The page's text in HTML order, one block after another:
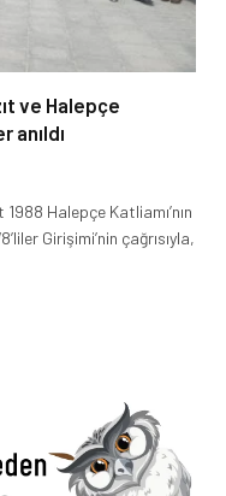
ve Halepçe
anıldı
Halepçe Katliamı’nın
Girişimi’nin çağrısıyla,